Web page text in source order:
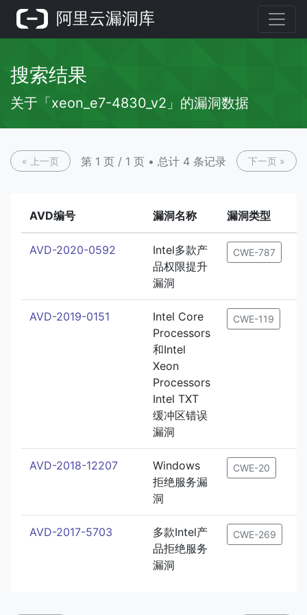
阿里云漏洞库
搜索结果
关于「xeon_e7-4830_v2」的漏洞数据
« 上一页 第 1 页 / 1 页 • 总计 4 条记录 下一页 »
AVD编号 漏洞名称 漏洞类型
AVD-2020-0592
Intel多款产
品权限提升
漏洞
CWE-787
AVD-2019-0151
Intel Core
Processors
和Intel
Xeon
Processors
Intel TXT
缓冲区错误
漏洞
CWE-119
AVD-2018-12207
Windows
拒绝服务漏
洞
CWE-20
AVD-2017-5703
多款Intel产
品拒绝服务
漏洞
CWE-269